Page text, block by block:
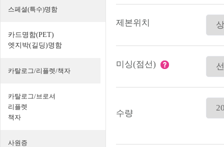
스페셜(특수)명함
카드명함(PET)
엣지박(길딩)명함
카탈로그/리플렛/책자
카탈로그/브로셔
리플렛
책자
사원증
제본위치
미싱(점선)
수량